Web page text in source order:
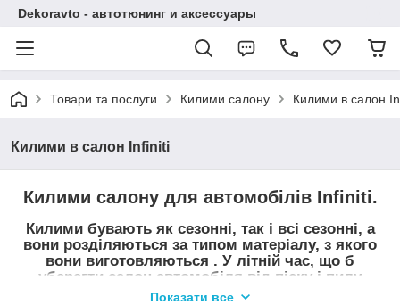
Dekoravto - автотюнинг и аксессуары
Товари та послуги Килими салону Килими в салон
Килими в салон Infiniti
Килими салону для автомобілів Infiniti.
Килими бувають як сезонні, так і всі сезонні, а
вони розділяються за типом матеріалу, з якого
вони виготовляються . У літній час, що б
уберегти салон автомобіля від піску і пилу
найчастіше використовують килими з ворсу, в
Показати все